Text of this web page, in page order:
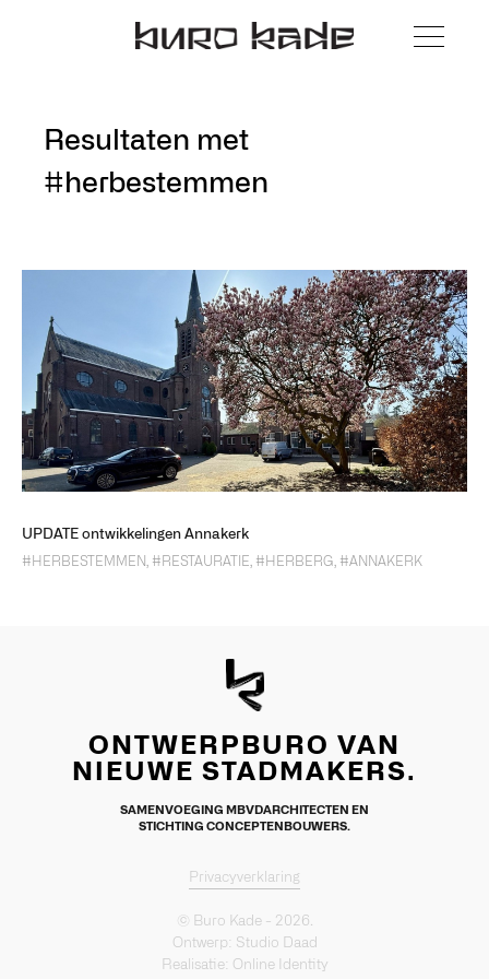
Resultaten met
#herbestemmen
UPDATE ontwikkelingen Annakerk
#HERBESTEMMEN #RESTAURATIE #HERBERG #ANNAKERK
ONTWERPBURO VAN
NIEUWE STADMAKERS.
SAMENVOEGING MBVDARCHITECTEN EN
STICHTING CONCEPTENBOUWERS.
Privacyverklaring
© Buro Kade - 2026.
Ontwerp: Studio Daad
Realisatie: Online Identity